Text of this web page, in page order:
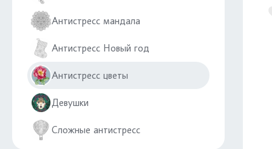
Антистресс мандала
Антистресс Новый год
Антистресс цветы
Девушки
Сложные антистресс